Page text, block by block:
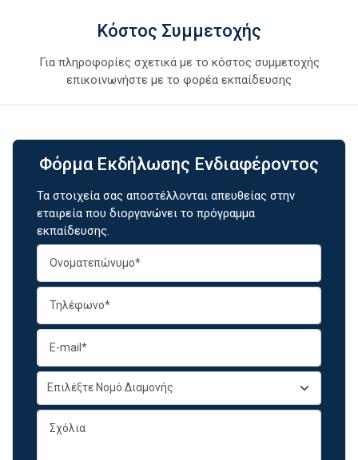
Κόστος Συμμετοχής
Για πληροφορίες σχετικά με το κόστος συμμετοχής
επικοινωνήστε με το φορέα εκπαίδευσης
Φόρμα Εκδήλωσης Ενδιαφέροντος
Τα στοιχεία σας αποστέλλονται απευθείας στην
εταιρεία που διοργανώνει το πρόγραμμα
εκπαίδευσης.